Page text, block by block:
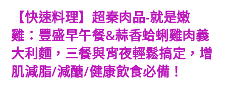
【快速料理】超秦肉品-就是嫩
雞：豐盛早午餐&蒜香蛤蜊雞肉義
大利麵，三餐與宵夜輕鬆搞定，增
肌減脂/減醣/健康飲食必備！